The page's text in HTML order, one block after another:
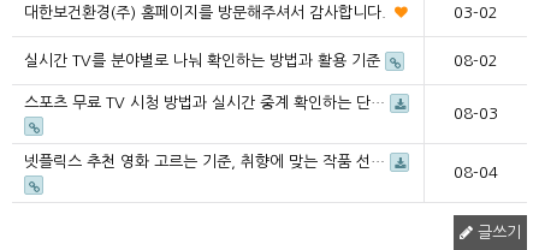
대한보건환경(주) 홈페이지를 방문해주셔서 감사합니다. 03-02
실시간 TV를 분야별로 나눠 확인하는 방법과 활용 기준 08-02
스포츠 무료 TV 시청 방법과 실시간 중계 확인하는 단…
08-03
넷플릭스 추천 영화 고르는 기준, 취향에 맞는 작품 선…
08-04
글쓰기